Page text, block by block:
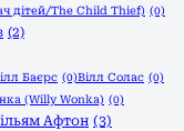
дітей/The Child Thief) (0)
(2)
Баєрс (0)Вілл Солас (0)
(Willy Wonka) (0)
Афтон (3)